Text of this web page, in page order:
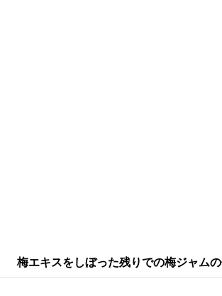
梅エキスをしぼった残りでの梅ジャム